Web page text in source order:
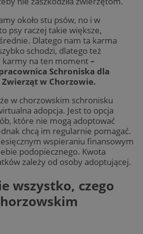
około stu psów, no i w
psy raczej takie większe,
Dlatego nam ta karma
schodzi, dlatego też
na ten moment–
Schroniska dla
w Chorzowie.
w chorzowskim schronisku
adopcja. Jest to opcja
które nie mogą adoptować
chcą im regularnie pomagać.
wspieraniu finansowym
podopiecznego. Kwota
zależy od osoby adoptującej.
wszystko, czego